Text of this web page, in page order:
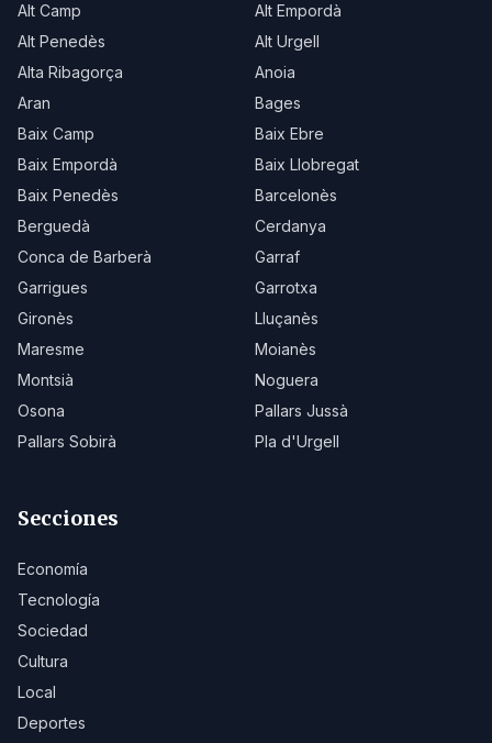
Alt Camp
Alt Empordà
Alt Penedès
Alt Urgell
Alta Ribagorça
Anoia
Aran
Bages
Baix Camp
Baix Ebre
Baix Empordà
Baix Llobregat
Baix Penedès
Barcelonès
Berguedà
Cerdanya
Conca de Barberà
Garraf
Garrigues
Garrotxa
Gironès
Lluçanès
Maresme
Moianès
Montsià
Noguera
Osona
Pallars Jussà
Pallars Sobirà
Pla d'Urgell
Secciones
Economía
Tecnología
Sociedad
Cultura
Local
Deportes